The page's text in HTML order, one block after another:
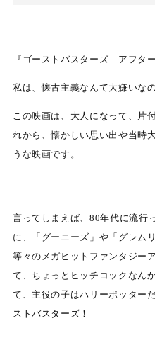
『ゴーストバスターズ アフタ
私は、懐古主義なんて大嫌いな
この映画は、大人になって、片
れから、懐かしい思い出や当時
うな映画です。
言ってしまえば、80年代に流行
に、「グーニーズ」や「グレム
等々のメガヒットファンタジー
て、ちょっとヒッチコックなん
て、主役の子はハリーポッター
ストバスターズ！